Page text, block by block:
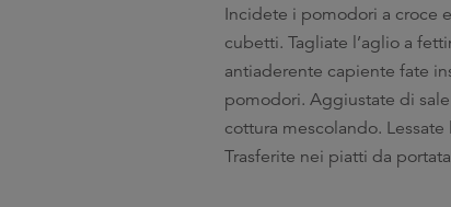
Incidete i pomodori a croce
cubetti. Tagliate l’aglio a
antiaderente capiente fate
pomodori. Aggiustate di
cottura mescolando.
Trasferite nei piatti da